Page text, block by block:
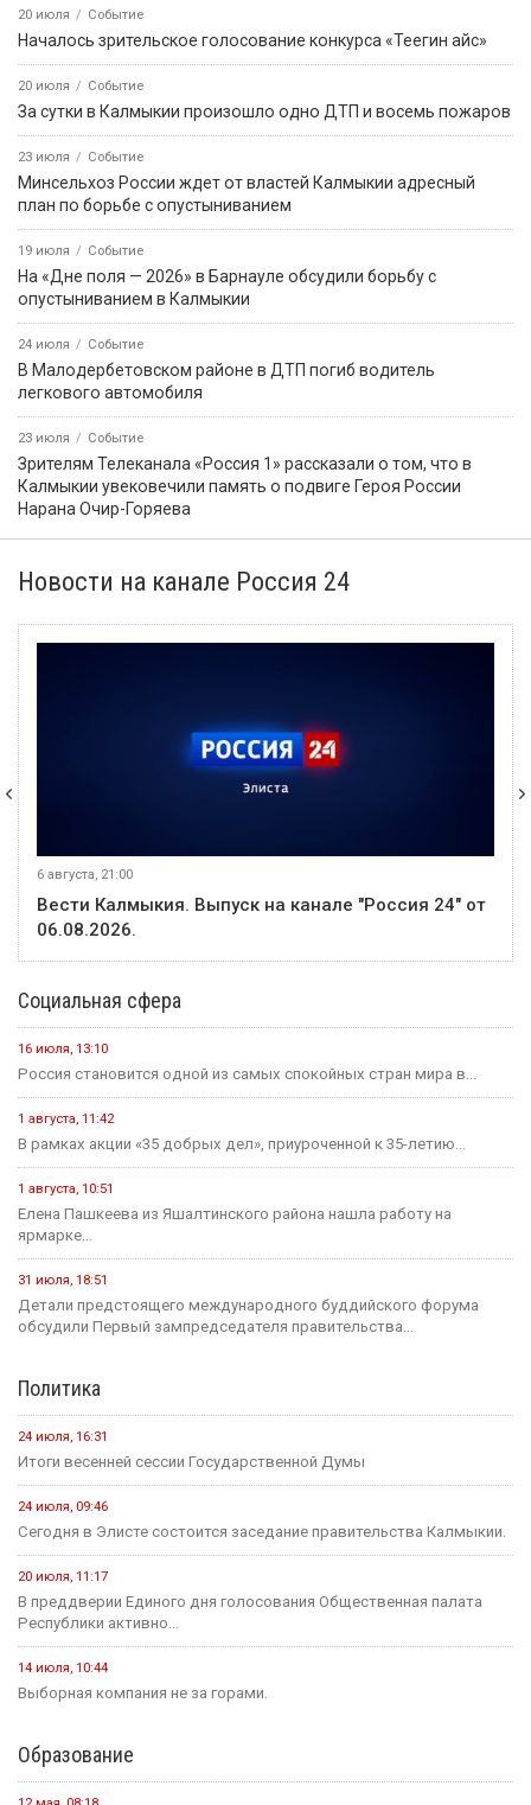
Звание «Почётный журналист Ставрополья» появится в
регионе по инициативе Михаила Ткачева
8 августа Событие
На месте ДТП в Калмыкии работают полицейские: погибла
8 августа Событие
️ Штраф за езду по обочине предложили увеличить до 5000
5 августа Событие
В Лагани автомобиль опрокинулся в кювет, пострадал один
4 августа Событие
В Яшкульском районе проверили помещения для
8 августа Событие
В Элисте сегодня отметят День физкультурника
получили адаптивную одежду
В этом месяце
20 июля
В Калмыкии задержали жителя ХМАО, находившегося в
федеральном розыске
20 июля
Россиян будут оповещать о взятых кредитах на их имя в
течение 15 минут
20 июля Событие
Началось зрительское голосование конкурса «Теегин айс»
20 июля
Минсельхоз России ждет от властей Калмыкии адресный
план по борьбе с опустыниванием
19 июля Событие
На «Дне поля — 2026» в Барнауле обсудили борьбу с
опустыниванием в Калмыкии
24 июля Событие
В Малодербетовском районе в ДТП погиб водитель
легкового автомобиля
23 июля Событие
Зрителям Телеканала «Россия 1» рассказали о том, что в
Новости на канале Россия 24
Вести Калмыкия. Выпуск на канале "Россия 24" от
06.08.2026.